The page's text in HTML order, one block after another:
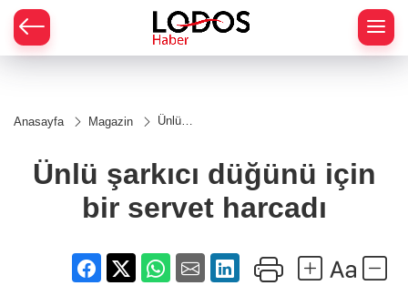
Anasayfa Magazin
Ünlü
servet
Ünlü şarkıcı düğünü için
bir servet harcadı